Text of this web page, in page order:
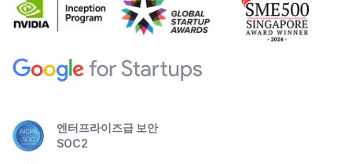
엔터프라이즈급 보안
SOC2